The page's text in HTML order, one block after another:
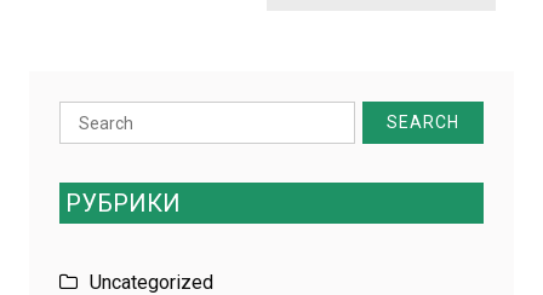
Search
for:
РУБРИКИ
Uncategorized